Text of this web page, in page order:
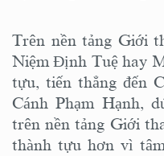
Trên nền tảng Giới
Niệm Định Tuệ hay
tựu, tiến thẳng đến
Cánh Phạm Hạnh,
trên nền tảng Giới
thành tựu hơn vì